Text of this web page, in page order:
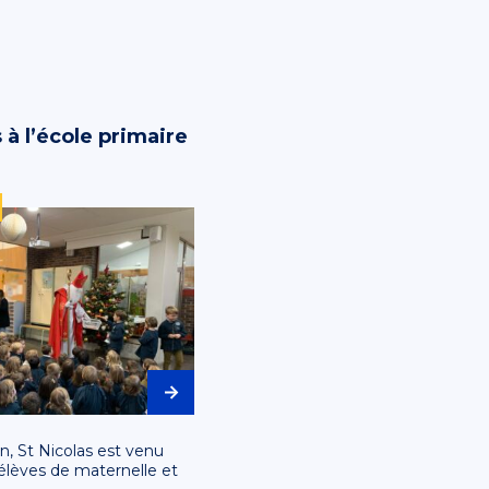
à l’école primaire
St Nicolas est venu
de maternelle et